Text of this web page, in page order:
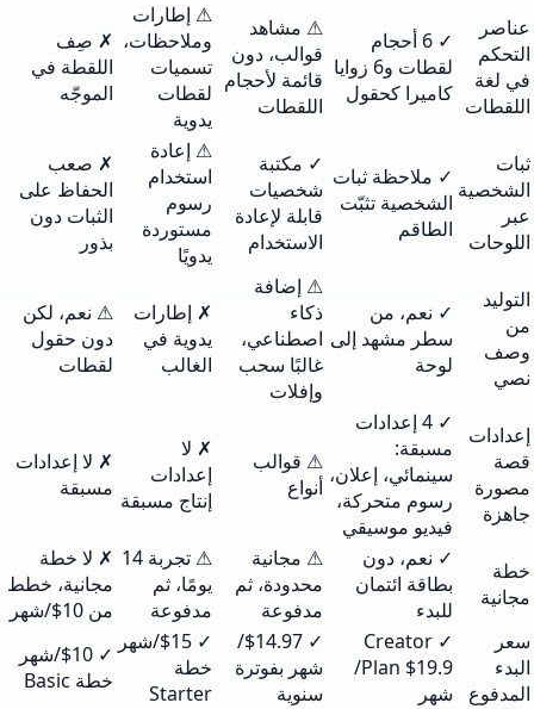
عناصر
التحكم
في لغة
اللقطات
✓ 6 أحجام
لقطات و6 زوايا
كاميرا كحقول
⚠ مشاهد
قوالب، دون
قائمة لأحجام
اللقطات
⚠ إطارات
وملاحظات،
تسميات
لقطات
يدوية
✗ صِف
اللقطة في
الموجّه
ثبات
الشخصية
عبر
اللوحات
✓ ملاحظة ثبات
الشخصية تثبّت
الطاقم
✓ مكتبة
شخصيات
قابلة لإعادة
الاستخدام
⚠ إعادة
استخدام
رسوم
مستوردة
يدويًا
✗ صعب
الحفاظ على
الثبات دون
بذور
التوليد
من
وصف
نصي
✓ نعم، من
سطر مشهد إلى
لوحة
⚠ إضافة
ذكاء
اصطناعي،
غالبًا سحب
وإفلات
✗ إطارات
يدوية في
الغالب
⚠ نعم، لكن
دون حقول
لقطات
إعدادات
قصة
مصورة
جاهزة
✓ 4 إعدادات
مسبقة:
سينمائي، إعلان،
رسوم متحركة،
فيديو موسيقي
⚠ قوالب
أنواع
✗ لا
إعدادات
إنتاج مسبقة
✗ لا إعدادات
مسبقة
خطة
مجانية
✓ نعم، دون
بطاقة ائتمان
للبدء
⚠ مجانية
محدودة، ثم
مدفوعة
⚠ تجربة 14
يومًا، ثم
مدفوعة
✗ لا خطة
مجانية، خطط
من ‎$10‎/شهر
سعر
البدء
المدفوع
✓ Creator
Plan ‎$19.9‎/
شهر
✓ ‎$14.97‎/
شهر بفوترة
سنوية
✓ ‎$15‎/شهر
خطة
Starter
✓ ‎$10‎/شهر
خطة Basic